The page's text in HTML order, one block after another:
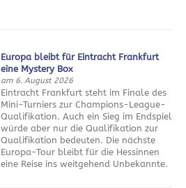
Europa bleibt für Eintracht Frankfurt
eine Mystery Box
am 6. August 2026
Eintracht Frankfurt steht im Finale des
Mini-Turniers zur Champions-League-
Qualifikation. Auch ein Sieg im Endspiel
würde aber nur die Qualifikation zur
Qualifikation bedeuten. Die nächste
Europa-Tour bleibt für die Hessinnen
eine Reise ins weitgehend Unbekannte.